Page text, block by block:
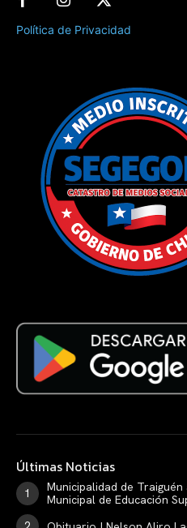
Política de Privacidad
Últimas Noticias
Municipalidad de
Municipal de Educación